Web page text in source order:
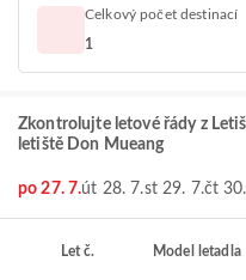
Celkový počet destinací
1
Zkontrolujte letové řády z
letiště Don Mueang
po 27. 7.út 28. 7.st 29. 7.čt
Let č. Model letadla